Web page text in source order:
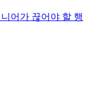
어가 끊어야 할 행